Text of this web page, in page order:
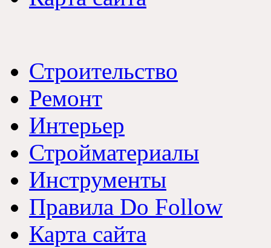
Строительство
Ремонт
Интерьер
Стройматериалы
Инструменты
Правила Do Follow
Карта сайта